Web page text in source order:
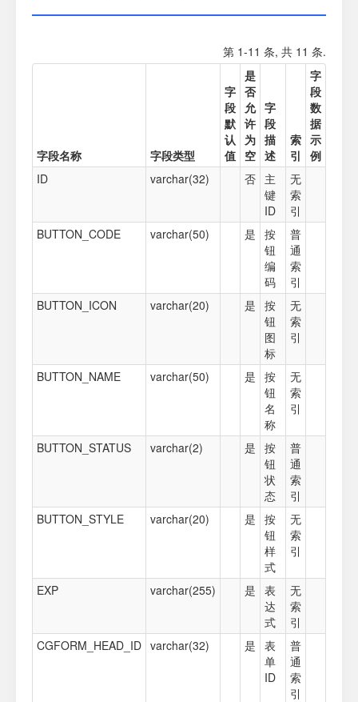
第 1-11 条, 共 11 条.
字段名称 字段类型
字
段
默
认
值
是
否
允
许
为
空
字
段
描
述
索
引
字
段
数
据
示
例
ID
varchar(32) 否 主
键
ID
无
索
引
BUTTON_CODE
varchar(50) 是 按
钮
编
码
普
通
索
引
BUTTON_ICON
varchar(20) 是 按
钮
图
标
无
索
引
BUTTON_NAME varchar(50) 是 按
钮
名
称
无
索
引
BUTTON_STATUS varchar(2) 是 按
钮
状
态
普
通
索
引
BUTTON_STYLE
varchar(20) 是 按
钮
样
式
无
索
引
EXP varchar(255) 是 表
达
式
无
索
引
CGFORM_HEAD_ID varchar(32) 是 表
单
ID
普
通
索
引